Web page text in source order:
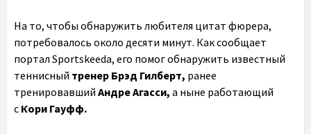
На то, чтобы обнаружить любителя цитат фюрера,
потребовалось около десяти минут. Как сообщает
портал Sportskeeda, его помог обнаружить известный
теннисный тренер Брэд Гилберт, ранее
тренировавший Андре Агасси, а ныне работающий
с Кори Гауфф.